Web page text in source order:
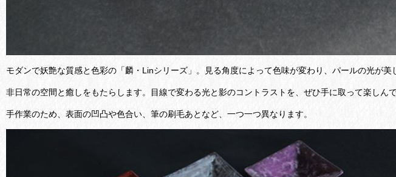
モダンで妖艶な質感と色彩の「麟・Linシリーズ」。見る角度によって色味が変わり、パールの光が美
非日常の空間と癒しをもたらします。目線で変わる光と影のコントラストを、ぜひ手に取って楽しん
手作業のため、表面の凹凸や色合い、筆の刷毛あとなど、一つ一つ異なります。